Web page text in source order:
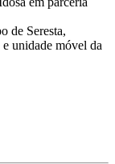
de Seresta,
unidade móvel da